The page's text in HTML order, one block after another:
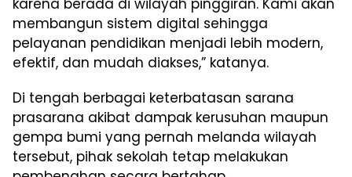
karena berada di wilayah pinggiran. Kami akan
membangun sistem digital sehingga
pelayanan pendidikan menjadi lebih modern,
efektif, dan mudah diakses,” katanya.
Di tengah berbagai keterbatasan sarana
prasarana akibat dampak kerusuhan maupun
gempa bumi yang pernah melanda wilayah
tersebut, pihak sekolah tetap melakukan